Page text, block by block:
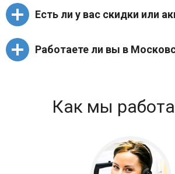
диагностики.
комплектующими деталями,
техники.
Есть ли у вас скидки или
гибкая система скидок на
Работаете ли вы в
районы области за
Уточнить информацию
Как мы